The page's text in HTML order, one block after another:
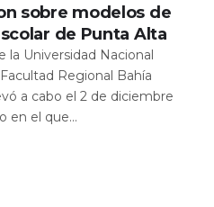
sobre modelos de
de Punta Alta
la Universidad Nacional
Regional Bahía
a cabo el 2 de diciembre
en el que...